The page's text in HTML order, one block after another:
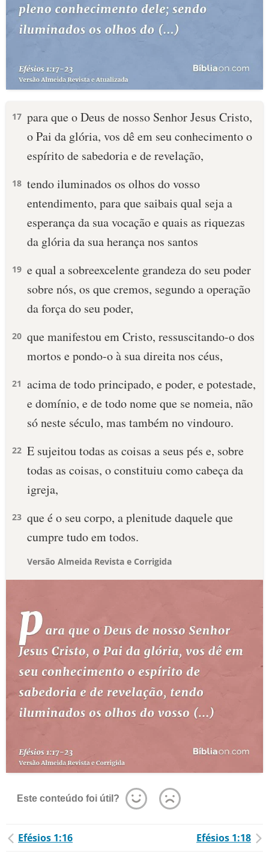
17 para que o Deus de nosso Senhor Jesus Cristo,
o Pai da glória, vos dê em seu conhecimento o
espírito de sabedoria e de revelação,
18 tendo iluminados os olhos do vosso
entendimento, para que saibais qual seja a
esperança da sua vocação e quais as riquezas
da glória da sua herança nos santos
19 e qual a sobreexcelente grandeza do seu poder
sobre nós, os que cremos, segundo a operação
da força do seu poder,
20 que manifestou em Cristo, ressuscitando-o dos
mortos e pondo-o à sua direita nos céus,
21 acima de todo principado, e poder, e potestade,
e domínio, e de todo nome que se nomeia, não
só neste século, mas também no vindouro.
22 E sujeitou todas as coisas a seus pés e, sobre
todas as coisas, o constituiu como cabeça da
igreja,
23 que é o seu corpo, a plenitude daquele que
cumpre tudo em todos.
Versão Almeida Revista e Corrigida
Este conteúdo foi útil?
Efésios 1:16 Efésios 1:18